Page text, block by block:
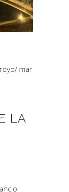
/ mar
LA